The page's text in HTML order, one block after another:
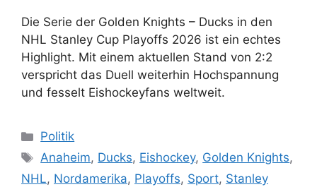
Die Serie der Golden Knights – Ducks in den
NHL Stanley Cup Playoffs 2026 ist ein echtes
Highlight. Mit einem aktuellen Stand von 2:2
verspricht das Duell weiterhin Hochspannung
und fesselt Eishockeyfans weltweit.
Kategorien
Politik
Schlagwörter
Anaheim, Ducks, Eishockey, Golden Knights,
NHL, Nordamerika, Playoffs, Sport, Stanley